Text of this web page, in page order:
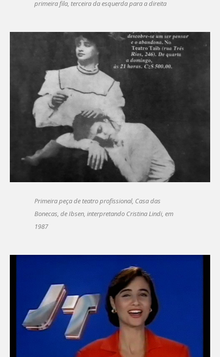
primeira fila, terceira da esquerda para a direita
Primeira peça de teatro profissional, Casa das
Bonecas, de Ibsen, interpretando Cristina Lindi, em
1987